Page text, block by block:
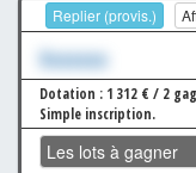
Replier (provis.)
Xxxxxxx
Dotation : 1 312 € / 2
Simple inscription.
Les lots à gagner